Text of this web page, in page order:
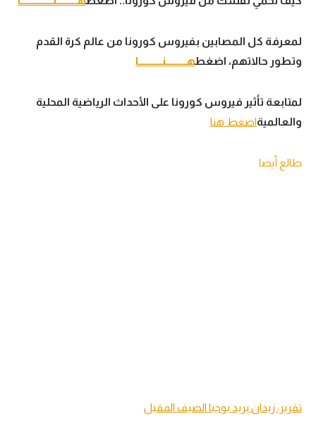
لمعرفة كل المصابين بفيروس كورونا من عالم كرة القدم
وتطور حالاتهم، اضغطهــــــــــنـــــــــــا
لمتابعة تأثير فيروس كورونا على الأحداث الرياضية المحلية
والعالميةاضغط هنا
طالع أيضا
تقرير: زيدان يريد بوجبا الصيف المقبل